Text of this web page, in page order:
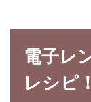
電子レ
レシピ！